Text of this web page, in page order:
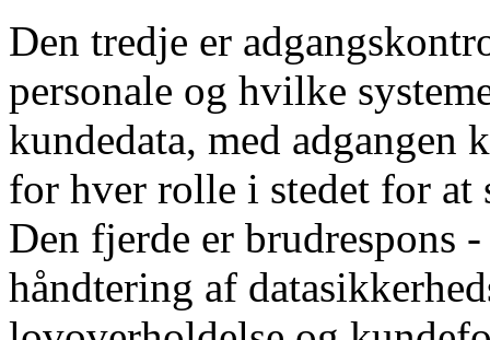
Den tredje er
personale og hvilke
kundedata, med
for hver rolle i stedet for at
Den fjerde er brudrespons
håndtering af